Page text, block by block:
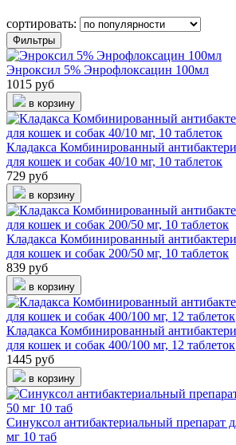
сортировать:
Фильтры
Энроксил 5% Энрофлоксацин 100мл
1015 руб
в корзину
Кладакса Комбинированный
для кошек и собак 40/10 мг, 10 таблеток
729 руб
в корзину
Кладакса Комбинированный
для кошек и собак 200/50 мг, 10 таблеток
839 руб
в корзину
Кладакса Комбинированный
для кошек и собак 400/100 мг, 12 таблеток
1445 руб
в корзину
Синуксол антибактериальный препарат
мг 10 таб